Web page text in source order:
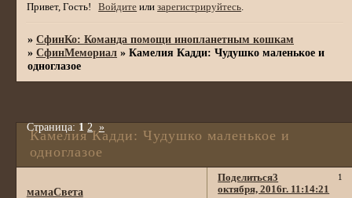
Привет, Гость! Войдите илизарегистрируйтесь.
»СфинКо: Команда помощи инопланетным кошкам
»СфинМемориал »Камелия Кадди: Чудушко маленькое и
одноглазое
Камелия Кадди: Чудушко маленькое и
одноглазое
Страница:1 2 »
Поделиться 1
3
октября, 2016г. 11:14:21
мамаСвета